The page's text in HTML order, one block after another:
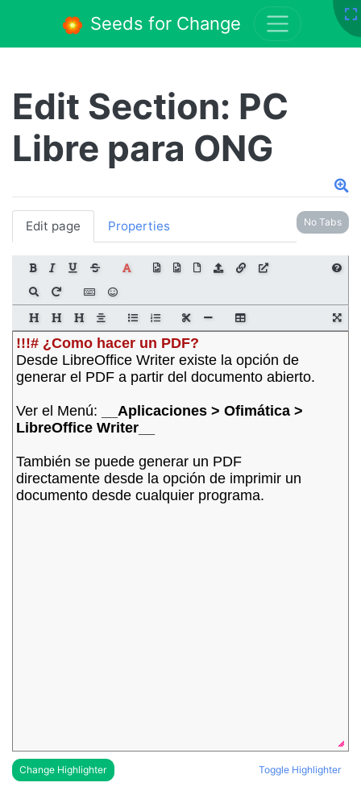
Edit Section: PC
Libre para ONG
No Tabs
Edit page Properties
!!!# ¿Como hacer un PDF?
Desde LibreOffice Writer existe la opción de
generar el PDF a partir del documento abierto.
Ver el Menú:
__Aplicaciones > Ofimática >
LibreOffice Writer__
También se puede generar un PDF
directamente desde la opción de imprimir un
documento desde cualquier programa.
Change Highlighter Toggle Highlighter
Seeds for Change